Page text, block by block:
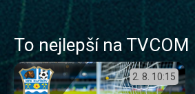
To nejlepší na TVCOM
2. 8. 10:15